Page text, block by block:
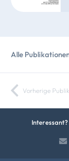
Alle
Vorherige
Interessant?